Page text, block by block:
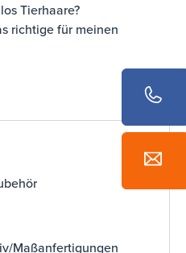
Maßanfertigungen
Tierhaare?
richtige für meinen